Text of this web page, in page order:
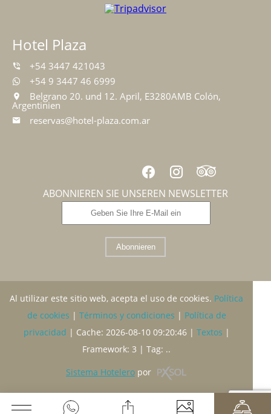
Hotel Plaza
+54 3447 421043
+54 9 3447 46 6999
Belgrano 20. und 12. April, E3280AMB Colón,
Argentinien
reservas@hotel-plaza.com.ar
ABONNIEREN SIE UNSEREN NEWSLETTER
Abonnieren
Al utilizar este sitio web, acepta el uso de cookies. Política
de cookies | Términos y condiciones | Política de
privacidad | Cache: 2026-08-10 09:20:46 | Textos |
Framework: 3 | Tag: ..
Sistema Hotelero por